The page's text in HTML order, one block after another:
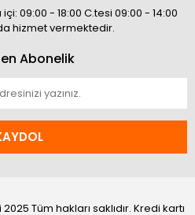
09:00 - 18:00 C.tesi 09:00 - 14:00
hizmet vermektedir.
Abonelik
Tüm hakları saklıdır. Kredi kartı